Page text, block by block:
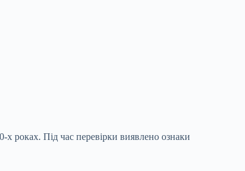
х роках. Під час перевірки виявлено ознаки